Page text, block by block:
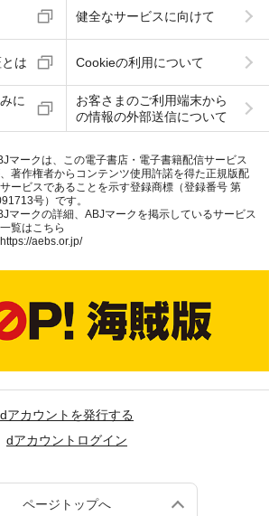
健全なサービスに向けて
は Cookieの利用について
に
お客さまのご利用端末から
の情報の外部送信について
マークは、この電子書店・電子書籍配信サービス
著作権者からコンテンツ使用許諾を得た正規版配
ービスであることを示す登録商標（登録番号 第
号）です。
マークの詳細、ABJマークを掲示しているサービス
覧はこちら
https://aebs.or.jp/
dアカウントを発行する
dアカウントログイン
ページトップへ